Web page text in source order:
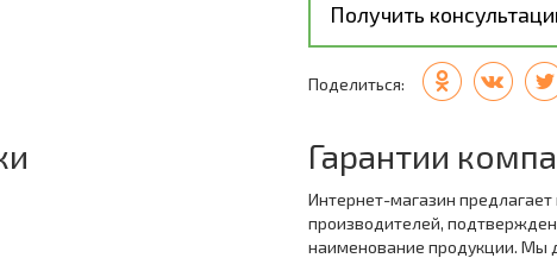
Получить
Поделиться:
Гарантии
Интернет-магазин
производителей,
наименование продукции. Мы